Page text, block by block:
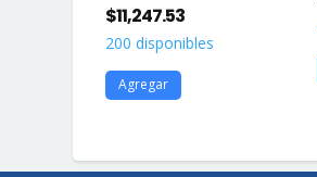
$11,247.53
200 disponibles
Agregar